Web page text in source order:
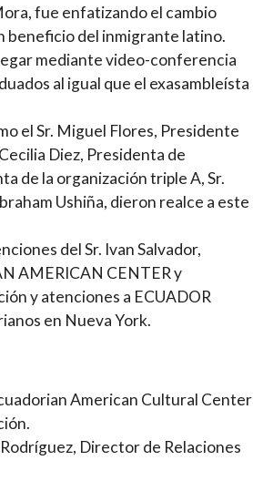
fue enfatizando el cambio
beneficio del inmigrante latino.
mediante video-conferencia
al igual que el exasambleísta
el Sr. Miguel Flores, Presidente
Diez, Presidenta de
de la organización triple A, Sr.
Ushiña, dieron realce a este
del Sr. Ivan Salvador,
AMERICAN CENTER y
y atenciones a ECUADOR
en Nueva York.
American Cultural Center
Director de Relaciones